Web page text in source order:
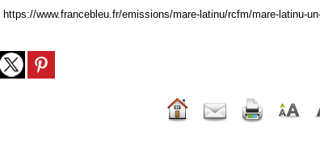
https://www.francebleu.fr/emissions/mare-latinu/rcfm/mare-latinu-